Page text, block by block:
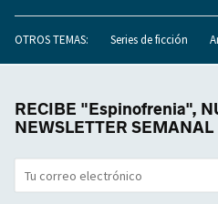
OTROS TEMAS: Series de ficción
RECIBE "Espinofrenia",
NEWSLETTER SEMANAL